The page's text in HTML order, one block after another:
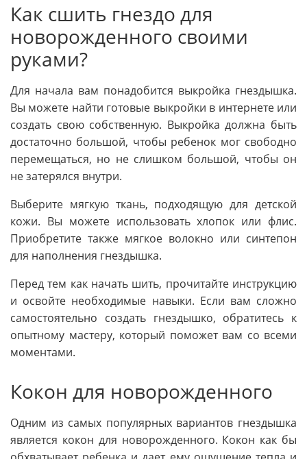
Как сшить гнездо для
новорожденного своими
руками?
Для начала вам понадобится выкройка гнездышка.
Вы можете найти готовые выкройки в интернете или
создать свою собственную. Выкройка должна быть
достаточно большой, чтобы ребенок мог свободно
перемещаться, но не слишком большой, чтобы он
не затерялся внутри.
Выберите мягкую ткань, подходящую для детской
кожи. Вы можете использовать хлопок или флис.
Приобретите также мягкое волокно или синтепон
для наполнения гнездышка.
Перед тем как начать шить, прочитайте инструкцию
и освойте необходимые навыки. Если вам сложно
самостоятельно создать гнездышко, обратитесь к
опытному мастеру, который поможет вам со всеми
моментами.
Кокон для новорожденного
Одним из самых популярных вариантов гнездышка
является кокон для новорожденного. Кокон как бы